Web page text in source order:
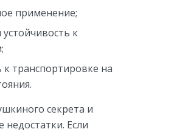
применение;
к
к транспортировке на
секрета и
Если